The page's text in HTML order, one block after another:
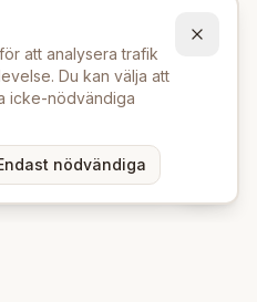
du hjälp att hitta
💬
att analysera trafik
Du kan välja att
icke-nödvändiga
nödvändiga